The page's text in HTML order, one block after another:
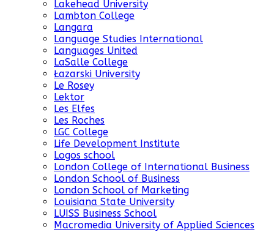
Lakehead University
Lambton College
Langara
Language Studies International
Languages United
LaSalle College
Łazarski University
Le Rosey
Lektor
Les Elfes
Les Roches
LGC College
Life Development Institute
Logos school
London College of International Business
London School of Business
London School of Marketing
Louisiana State University
LUISS Business School
Macromedia University of Applied Sciences